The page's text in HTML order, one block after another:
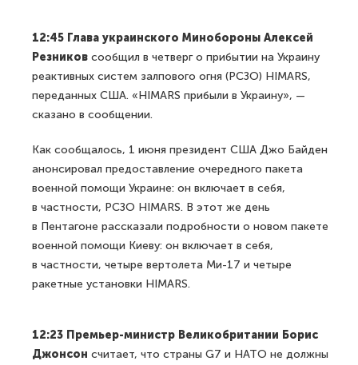
12:45 Глава украинского Минобороны Алексей
Резников сообщил в четверг о прибытии на Украину
реактивных систем залпового огня (РСЗО) HIMARS,
переданных США. «HIMARS прибыли в Украину», —
сказано в сообщении.
Как сообщалось, 1 июня президент США Джо Байден
анонсировал предоставление очередного пакета
военной помощи Украине: он включает в себя,
в частности, РСЗО HIMARS. В этот же день
в Пентагоне рассказали подробности о новом пакете
военной помощи Киеву: он включает в себя,
в частности, четыре вертолета Ми-17 и четыре
ракетные установки HIMARS.
12:23 Премьер-министр Великобритании Борис
Джонсон считает, что страны G7 и НАТО не должны